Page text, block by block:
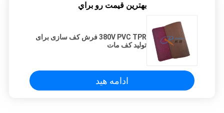
بهترين قيمت رو براي
380V PVC TPR فرش کف سازی برای
تولید کف مات
ادامه هید